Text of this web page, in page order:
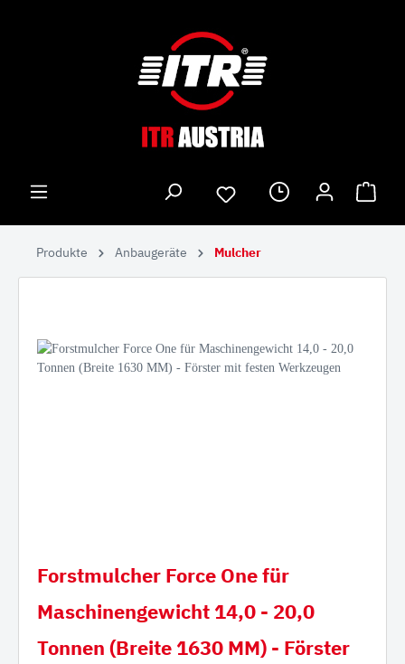
Produkte Anbaugeräte Mulcher
Forstmulcher Force One für
Maschinengewicht 14,0 - 20,0
Tonnen (Breite 1630 MM) - Förster